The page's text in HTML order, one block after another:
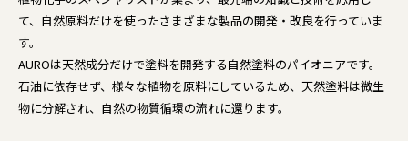
て、自然原料だけを使ったさまざまな製品の開発・改良を行っていま
す。
AUROは天然成分だけで塗料を開発する自然塗料のパイオニアです。
石油に依存せず、様々な植物を原料にしているため、天然塗料は微生
物に分解され、自然の物質循環の流れに還ります。